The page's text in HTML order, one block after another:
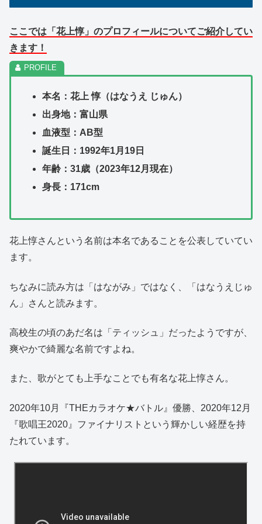
ここでは「花上惇」のプロフィールについてご紹介してい
きます！
本名：花上 惇（はなうえ じゅん）
出身地：富山県
血液型：AB型
誕生日：1992年1月19日
年齢：31歳（2023年12月現在）
身長：171cm
花上惇さんという名前は本名であることを公表していてい
ます。
ちなみに読み方は「はながみ」ではなく、「はなうえじゅ
ん」さんと読みます。
高校生の頃のあだ名は「ティッシュ」だったようですが、
爽やかで綺麗な名前ですよね。
また、歌がとても上手なことでも有名な花上惇さん。
2020年10月『THEカラオケ★バトル』優勝、2020年12月
『歌唱王2020』ファイナリストという輝かしい経歴を持
たれています。